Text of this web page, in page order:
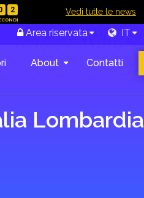
0 Vedi tutte le news
Area riservata IT
About Contatti
Lombardia